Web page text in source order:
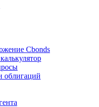
Cbonds
облигаций